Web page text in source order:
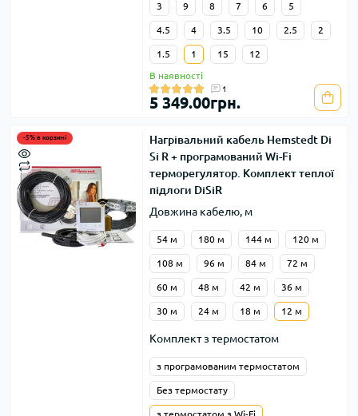
3 9 8 7 6 5
4.5 4 3.5 10 2.5 2
1.5 1 15 12
В наявності
1
5 349.00грн.
-5% в корзині
Нагрівальний кабель Hemstedt Di
Si R + програмований Wi-Fi
терморегулятор. Комплект теплої
підлоги DiSiR
Довжина кабелю, м
54 м 180 м 144 м 120 м
108 м 96 м 84 м 72 м
60 м 48 м 42 м 36 м
30 м 24 м 18 м 12 м
Комплект з термостатом
з програмованим термостатом
Без термостату
з термостатом з Wi-Fi